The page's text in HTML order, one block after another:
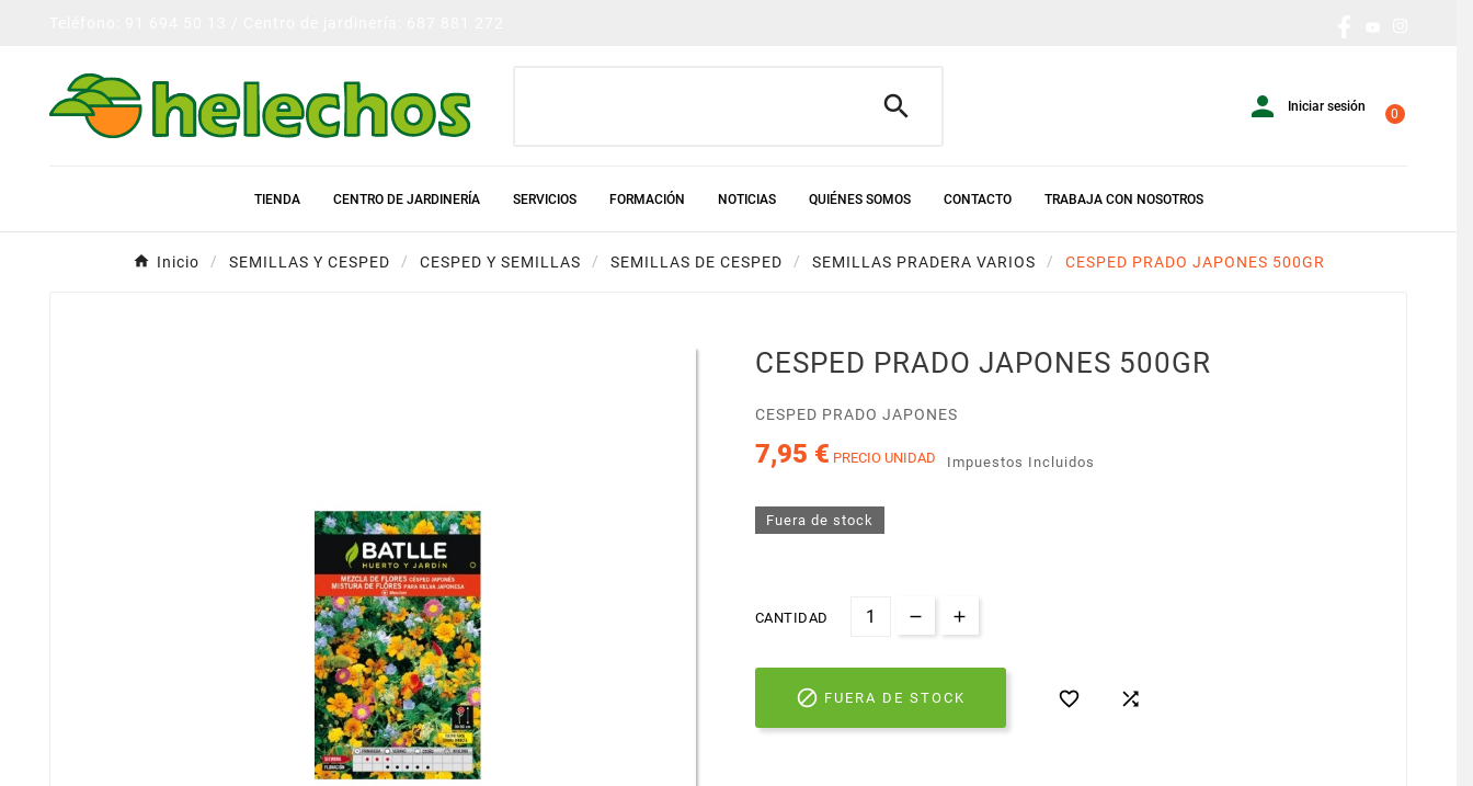
  Iniciar sesión 0
TIENDA CENTRO DE JARDINERÍA SERVICIOS FORMACIÓN NOTICIAS QUIÉNES SOMOS CONTACTO TRABAJA CON NOSOTROS
Inicio SEMILLAS Y CESPED CESPED Y SEMILLAS SEMILLAS DE CESPED SEMILLAS PRADERA VARIOS CESPED PRADO JAPONES 500GR
CESPED PRADO JAPONES 500GR
CESPED PRADO JAPONES
7,95 € PRECIO UNIDAD Impuestos Incluidos
Fuera de stock
CANTIDAD
 FUERA DE STOCK  